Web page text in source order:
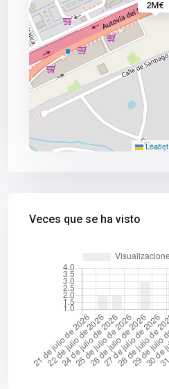
2M€
Leaflet
Veces que se ha visto